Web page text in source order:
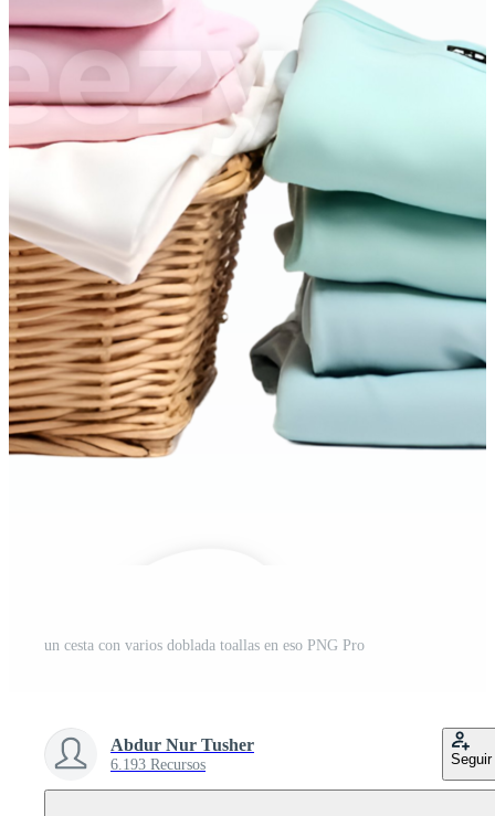
un cesta con varios doblada toallas en eso PNG Pro
Abdur Nur Tusher
6.193 Recursos Seguir